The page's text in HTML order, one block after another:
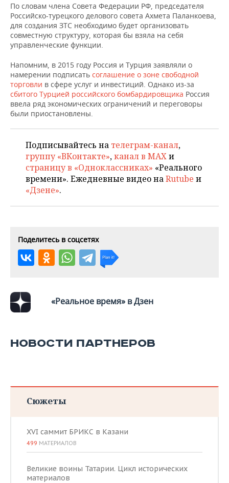
ИНВЕСТИЦИИ
НЕФТЕХИМИЯ
НЕФТЬ
ОПК
ЭНЕРГЕТИКА
НОВОСТИ БИЗНЕСА
РОЗНИЧНАЯ ТОРГОВЛЯ
УСЛУГИ
ТЕХНОЛОГИИ
НОВОСТИ ТЕХНОЛОГИЙ
МЕДИА
ТЕЛЕКОММУНИКАЦИИ
МЕРОПРИЯТИЯ
ВЫЕЗДНАЯ РЕДАКЦИЯ
БИЗНЕС-БРАНЧИ
ОТКРЫТАЯ ЛЕКЦИЯ
НОВОСТИ СПОРТА
ФУТБОЛ
БАСКЕТБОЛ
ВОЛЕЙБОЛ
КИБЕРСПОРТ
ВОДНЫЕ ВИДЫ СПОРТА
ХОККЕЙ С МЯЧОМ
ОБЩЕСТВО
НОВОСТИ ОБЩЕСТВА
ИНФРАСТРУКТУРА
ИСТОРИЯ
КУЛЬТУРА
ОБРАЗОВАНИЕ
ПРОИСШЕСТВИЯ
ФОТОГАЛЕРЕЯ
СПРАВОЧНИК
СПИСОК ПЕРСОН
СПИСОК КОМПАНИЙ
ПОЛНАЯ ВЕРСИЯ
По словам члена Совета Федерации РФ, председателя
Российско-турецкого делового совета Ахмета Паланкоева,
для создания ЗТС необходимо будет организовать
совместную структуру, которая бы взяла на себя
управленческие функции.
Напомним, в 2015 году Россия и Турция заявляли о
намерении подписать соглашение о зоне свободной
торговли в сфере услуг и инвестиций. Однако из-за
сбитого Турцией российского бомбардировщика Россия
ввела ряд экономических ограничений и переговоры
были приостановлены.
Подписывайтесь на телеграм-канал,
группу «ВКонтакте»,канал в MAXи
страницу в «Одноклассниках» «Реального
времени». Ежедневные видео наRutube и
«Дзене».
Поделитесь в соцсетях
«Реальное время» в Дзен
НОВОСТИ ПАРТНЕРОВ
Сюжеты
XVI саммит БРИКС в Казани
499 МАТЕРИАЛОВ
Великие воины Татарии. Цикл исторических
материалов